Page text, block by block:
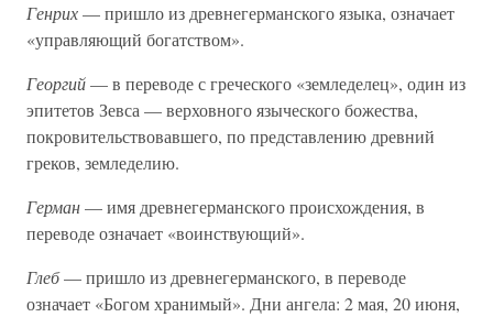
Генрих— пришло из древнегерманского языка, означает
«управляющий богатством».
Георгий— в переводе с греческого «земледелец», один из
эпитетов Зевса — верховного языческого божества,
покровительствовавшего, по представлению древний
греков, земледелию.
Герман— имя древнегерманского происхождения, в
переводе означает «воинствующий».
Глеб— пришло из древнегерманского, в переводе
означает «Богом хранимый». Дни ангела: 2 мая, 20 июня,